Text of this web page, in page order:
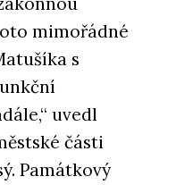
mimořádné
s
uvedl
části
Památkový